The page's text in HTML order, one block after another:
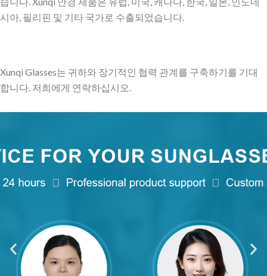
시아, 필리핀 및 기타 국가로 수출되었습니다.
Xunqi Glasses는 귀하와 장기적인 협력 관계를 구축하기를 기대
합니다. 저희에게 연락하십시오.